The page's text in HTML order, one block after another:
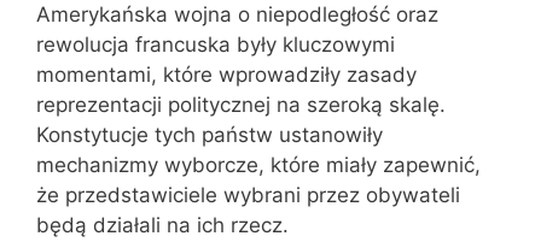
Amerykańska wojna o niepodległość oraz
rewolucja francuska były kluczowymi
momentami, które wprowadziły zasady
reprezentacji politycznej na szeroką skalę.
Konstytucje tych państw ustanowiły
mechanizmy wyborcze, które miały zapewnić,
że przedstawiciele wybrani przez obywateli
będą działali na ich rzecz.